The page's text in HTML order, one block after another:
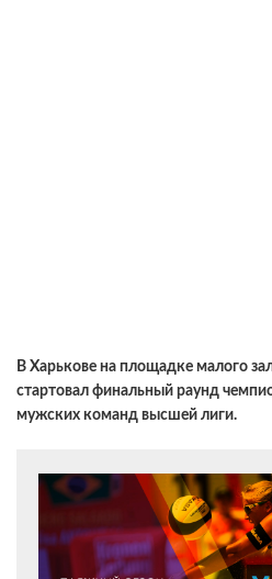
В Харькове на площадке малого
стартовал финальный раунд
мужских команд высшей лиги.